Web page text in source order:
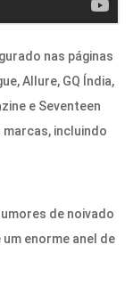
nas páginas
Allure, GQ Índia,
e Seventeen
marcas, incluindo
de noivado
enorme anel de